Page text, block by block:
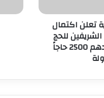
تعلن اكتمال
للحج
والعمرة والزيارة والبالغ عددهم 2500 حاجاً
)